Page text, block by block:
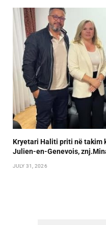
Kryetari Haliti priti në takim
Julien-en-Genevois,
JULY 31, 2026